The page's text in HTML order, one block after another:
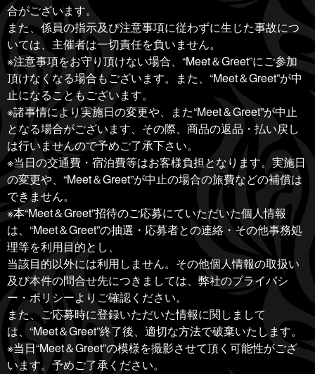
合がございます。
また、係員の指示及び注意事項に従わずに生じた事故につ
いては、主催者は一切責任を負いません。
※注意事項をお守り頂けない場合、“Meet＆Greet”にご参加
頂けなくなる場合もございます。また、“Meet＆Greet”が中
止になることもございます。
※諸事情により実施日の変更や、また“Meet＆Greet”が中止
となる場合がございます、その際、商品の返品・払い戻し
は行いませんので予めご了承下さい。
※当日の交通費・宿泊費等はお客様負担となります。実施日
の変更や、“Meet＆Greet”が中止の場合の旅費などの補償は
できません。
※本“Meet＆Greet”招待のご応募にていただいた個人情報
は、“Meet＆Greet”の抽選・応募者との連絡・その他事務処
理等を利用目的とし、
当該目的以外には利用しません。その他個人情報の取扱い
及び本件の問合せ先につきましては、弊社のプライバシ
ー・ポリシーよりご確認ください。
また、ご応募時に登録いただいた情報に関しまして
は、“Meet＆Greet”終了後、適切な方法で破棄いたします。
※当日“Meet＆Greet”の模様を撮影させて頂く可能性がござ
います。予めご了承ください。